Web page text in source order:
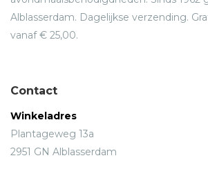
Alblasserdam. Dagelijkse verzending.
vanaf € 25,00.
Contact
Winkeladres
Plantageweg 13a
2951 GN Alblasserdam